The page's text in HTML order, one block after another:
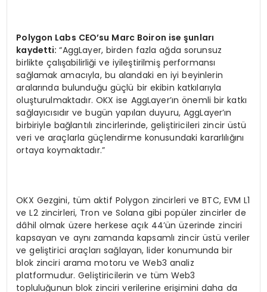
Polygon Labs CEO’su Marc Boiron ise şunları
kaydetti:“AggLayer, birden fazla ağda sorunsuz
birlikte çalışabilirliği ve iyileştirilmiş performansı
sağlamak amacıyla, bu alandaki en iyi beyinlerin
aralarında bulunduğu güçlü bir ekibin katkılarıyla
oluşturulmaktadır. OKX ise AggLayer’ın önemli bir katkı
sağlayıcısıdır ve bugün yapılan duyuru, AggLayer’ın
birbiriyle bağlantılı zincirlerinde, geliştiricileri zincir üstü
veri ve araçlarla güçlendirme konusundaki kararlılığını
ortaya koymaktadır.”
OKX Gezgini, tüm aktif Polygon zincirleri ve BTC, EVM L1
ve L2 zincirleri, Tron ve Solana gibi popüler zincirler de
dâhil olmak üzere herkese açık 44’ün üzerinde zinciri
kapsayan ve aynı zamanda kapsamlı zincir üstü veriler
ve geliştirici araçları sağlayan, lider konumunda bir
blok zinciri arama motoru ve Web3 analiz
platformudur. Geliştiricilerin ve tüm Web3
topluluğunun blok zinciri verilerine erişimini daha da